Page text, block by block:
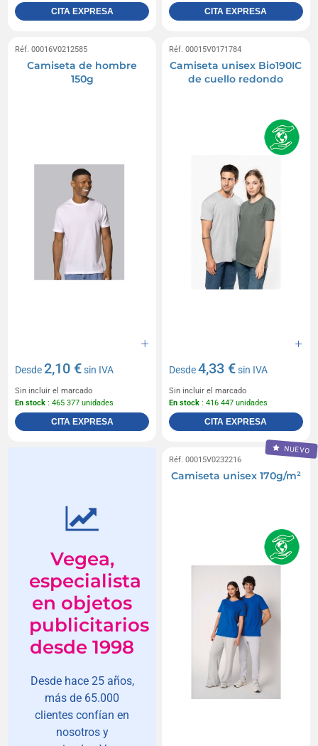
CITA EXPRESA CITA EXPRESA
Réf. 00016V0212585
Camiseta de hombre
150g
Desde2,10 €sin IVA
Sin incluir el marcado
En stock : 465 377 unidades
CITA EXPRESA
Réf. 00015V0171784
Camiseta unisex Bio190IC
de cuello redondo
Desde4,33 €sin IVA
Sin incluir el marcado
En stock : 416 447 unidades
CITA EXPRESA
Vegea,
especialista
en objetos
publicitarios
desde 1998
Desde hace 25 años,
más de 65.000
clientes confían en
nosotros y
NUEVO
Réf. 00015V0232216
Camiseta unisex 170g/m²